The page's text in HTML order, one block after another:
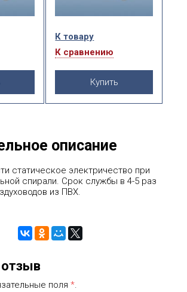
К товару
К сравнению
Купить
описание
статическое электричество при
спирали. Срок службы в 4-5 раз
из ПВХ.
поля *.